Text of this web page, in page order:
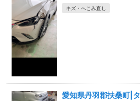
キズ・へこみ直し
愛知県丹羽郡扶桑町|